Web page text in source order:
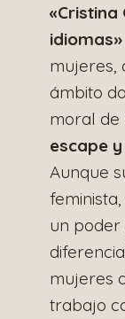
idiomas»
mujeres,
ámbito
moral de
escape
Aunque
un poder
mujeres
trabajo